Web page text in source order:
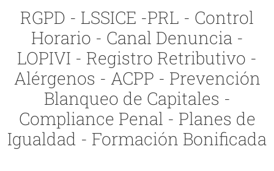
RGPD - LSSICE -PRL - Control
Horario - Canal Denuncia -
LOPIVI - Registro Retributivo -
Alérgenos - ACPP - Prevención
Blanqueo de Capitales -
Compliance Penal - Planes de
Igualdad - Formación Bonificada